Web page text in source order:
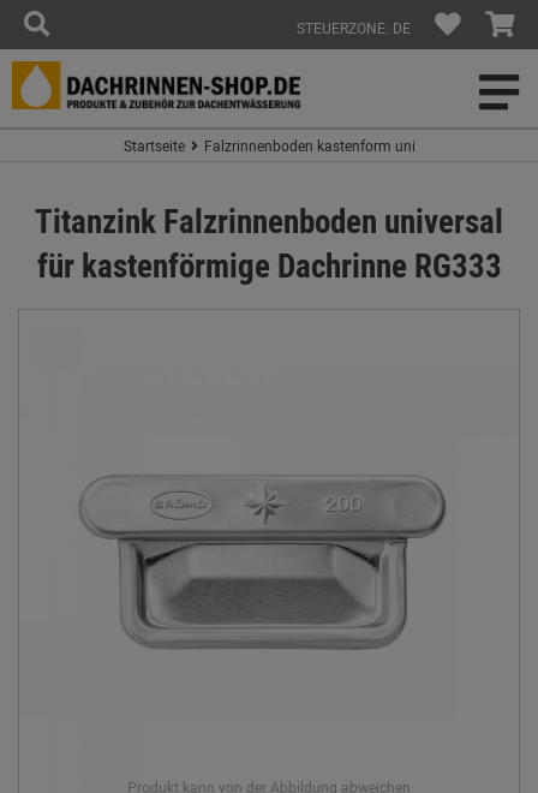
STEUERZONE: DE
Startseite Falzrinnenboden kastenform uni
Titanzink Falzrinnenboden universal
für kastenförmige Dachrinne RG333